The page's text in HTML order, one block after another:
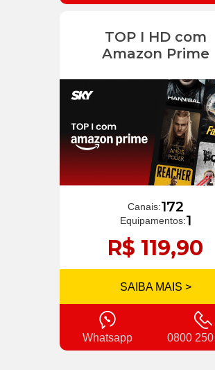
TOP I HD com
Amazon Prime
Canais:172
Equipamentos:1
R$ 119,90
SAIBA MAIS >
Whatsapp 0800 250